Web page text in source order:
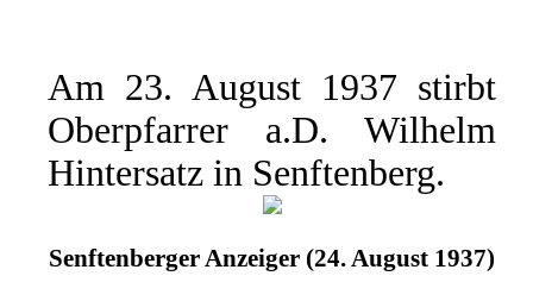
Am 23. August 1937 stirbt
Oberpfarrer a.D. Wilhelm
Hintersatz in Senftenberg.
Senftenberger Anzeiger (24. August 1937)